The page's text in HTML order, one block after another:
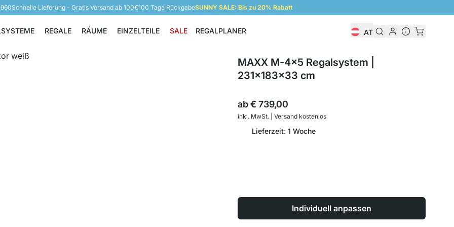
Schnelle Lieferung - Gratis Versand ab 100€100 Tage RückgabeSUNNY SALE: Bis zu 20% Rabatt
Regalsysteme
REGALE
Regale
RÄUME
Räume
EINZELTEILE
Einzelteile
SALE REGALPLANER AT
MAXX M-4x5 Regalsystem |
231x183x33 cm
ab€ 739,00
inkl. MwSt. | Versand kostenlos
Lieferzeit: 1 Woche
Individuell anpassen